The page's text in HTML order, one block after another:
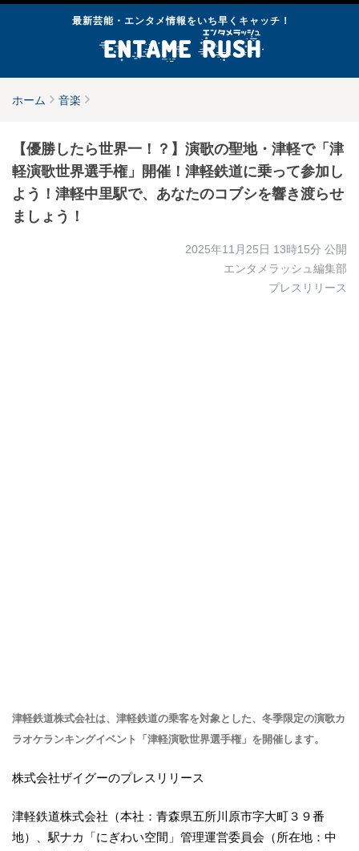
最新芸能・エンタメ情報をいち早くキャッチ！
ホーム 音楽
【優勝したら世界一！？】演歌の聖地・津軽で「津
軽演歌世界選手権」開催！津軽鉄道に乗って参加し
よう！津軽中里駅で、あなたのコブシを響き渡らせ
ましょう！
2025年11月25日 13時15分 公開
エンタメラッシュ編集部
プレスリリース
津軽鉄道株式会社は、津軽鉄道の乗客を対象とした、冬季限定の演歌カ
ラオケランキングイベント「津軽演歌世界選手権」を開催します。
株式会社ザイグーのプレスリリース
津軽鉄道株式会社（本社：青森県五所川原市字大町３９番
地）、駅ナカ「にぎわい空間」管理運営委員会（所在地：中